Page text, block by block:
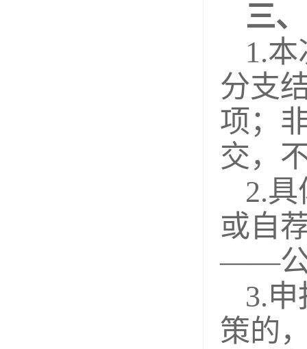
三、
1.
分支
项；
交，
2.
或自
——公
3.
策的